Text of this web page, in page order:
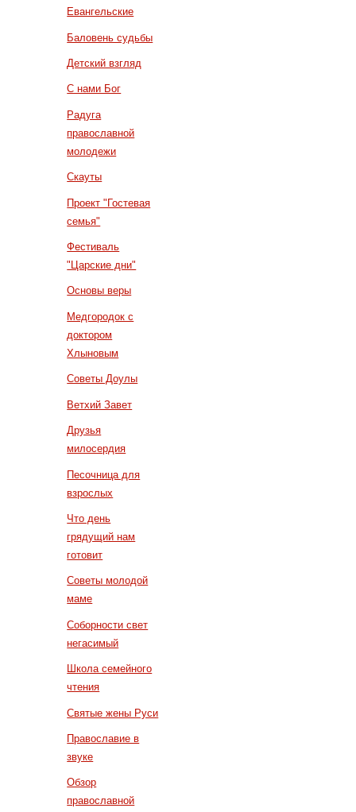
Евангельские
Баловень судьбы
Детский взгляд
С нами Бог
Радуга
православной
молодежи
Скауты
Проект "Гостевая
семья"
Фестиваль
"Царские дни"
Основы веры
Медгородок с
доктором
Хлыновым
Советы Доулы
Ветхий Завет
Друзья
милосердия
Песочница для
взрослых
Что день
грядущий нам
готовит
Советы молодой
маме
Соборности свет
негасимый
Школа семейного
чтения
Святые жены Руси
Православие в
звуке
Обзор
православной